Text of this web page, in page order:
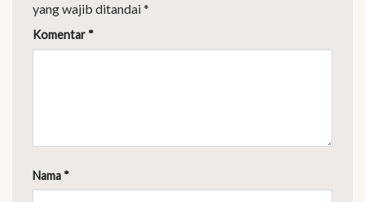
yang wajib ditandai*
Komentar *
Nama *